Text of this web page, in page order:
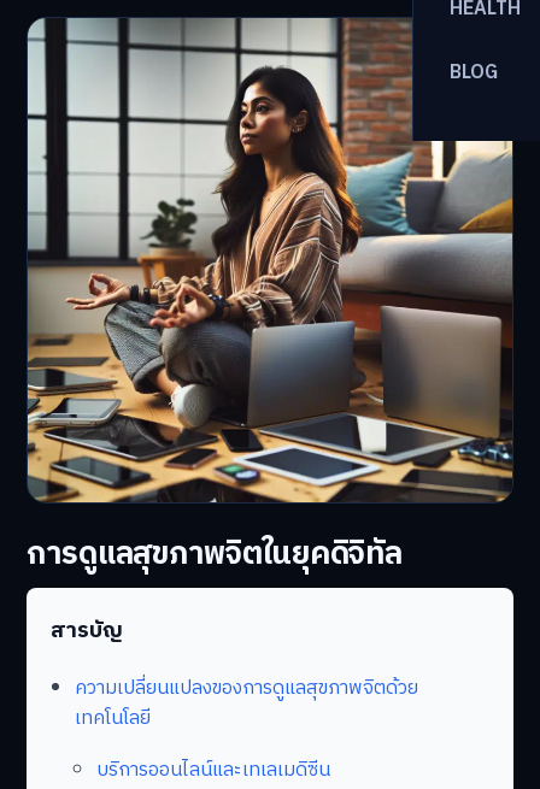
HEALTH
BLOG
การดูแลสุขภาพจิตในยุคดิจิทัล
สารบัญ
ความเปลี่ยนแปลงของการดูแลสุขภาพจิตด้วย
เทคโนโลยี
บริการออนไลน์และเทเลเมดิซีน